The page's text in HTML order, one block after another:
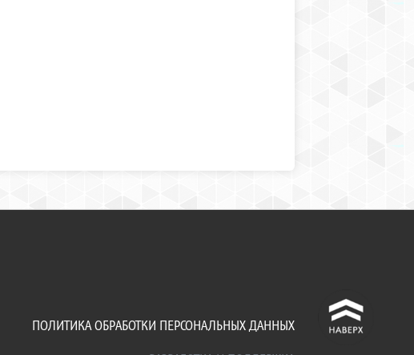
^
ПОЛИТИКА ОБРАБОТКИ ПЕРСОНАЛЬНЫХ ДАННЫХ